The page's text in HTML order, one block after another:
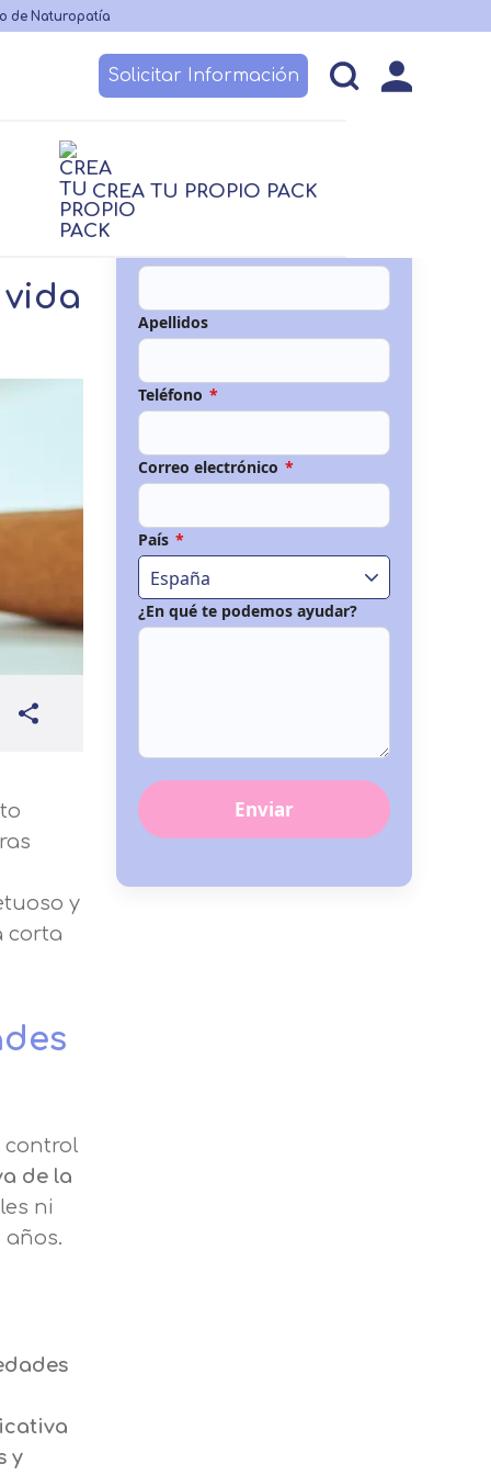
de Naturopatía
Becas y financiación
Solicitar Información
no sanitario
CREA TU PROPIO PACK
y
corta
control
de la
ni
años.
y
Apellidos
Teléfono *
Correo electrónico *
País *
España
¿En qué te podemos ayudar?
Enviar